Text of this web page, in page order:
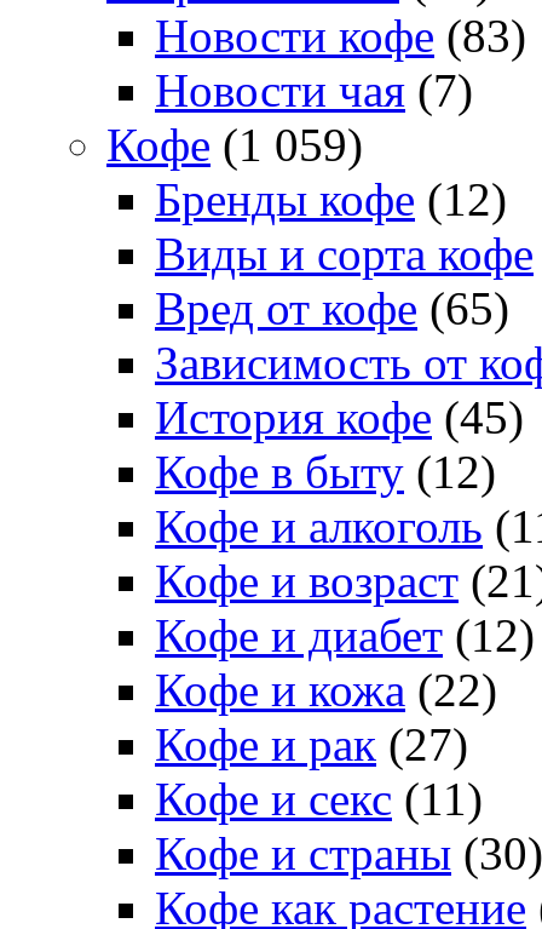
Новости кофе (83)
Новости чая (7)
Кофе (1 059)
Бренды кофе (12)
Виды и сорта кофе
Вред от кофе (65)
Зависимость от
История кофе (45)
Кофе в быту (12)
Кофе и алкоголь
Кофе и возраст
Кофе и диабет (12)
Кофе и кожа (22)
Кофе и рак (27)
Кофе и секс (11)
Кофе и страны (30)
Кофе как растение